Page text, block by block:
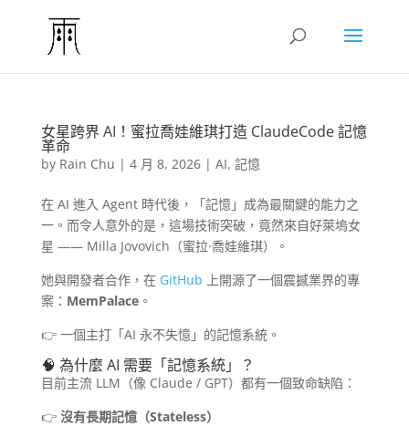
女星跨界 AI！蜜拉喬娃維琪打造 ClaudeCode 記憶
革命
by Rain Chu | 4 月 8, 2026| AI, 記憶
在 AI 進入 Agent 時代後，「記憶」成為最關鍵的能力之
一。而令人意外的是，這場技術突破，竟然來自好萊塢女
星 —— Milla Jovovich（蜜拉·喬娃維琪）。
她與開發者合作，在 GitHub 上開源了一個震撼業界的專
案： MemPalace。
👉 一個主打「AI 永不失憶」的記憶系統。
🧠 為什麼 AI 需要「記憶系統」？
目前主流 LLM（像 Claude / GPT）都有一個致命缺陷：
👉 沒有長期記憶（Stateless）